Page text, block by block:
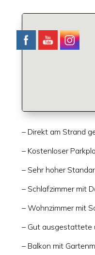
– Direkt am Strand
– Kostenloser
– Sehr hoher
– Schlafzimmer mit
– Wohnzimmer mit
– Gut ausgestattete
– Balkon mit